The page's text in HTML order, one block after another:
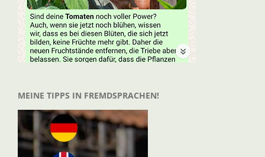
MEINE TIPPS IN FREMDSPRACHEN!